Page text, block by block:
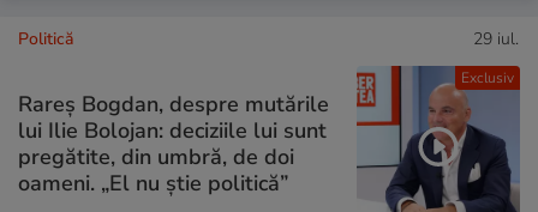
Exclusiv
Politică 29 iul.
Rareș Bogdan, despre mutările
lui Ilie Bolojan: deciziile lui sunt
pregătite, din umbră, de doi
oameni. „El nu știe politică”